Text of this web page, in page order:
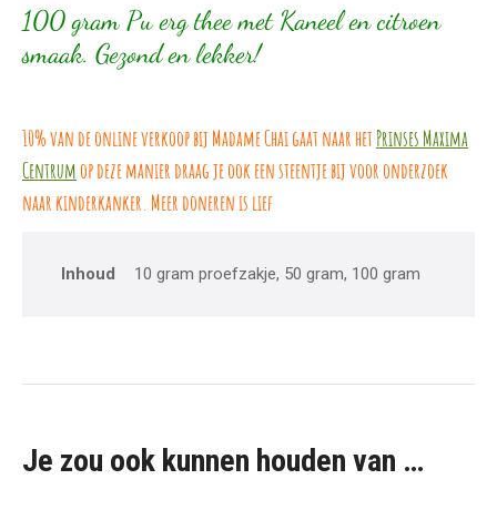
100 gram Pu erg thee met Kaneel en citroen
smaak. Gezond en lekker!
10% van de online verkoop bij Madame Chai gaat naar het Prinses Maxima
Centrum op deze manier draag je ook een steentje bij voor onderzoek
naar kinderkanker. Meer doneren is lief
Inhoud 10 gram proefzakje, 50 gram, 100 gram
Je zou ook kunnen houden van …